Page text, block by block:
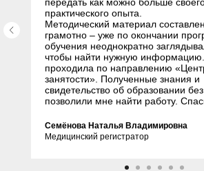
практического опыта.
Методический материал
грамотно – уже по окончании
обучения неоднократно
чтобы найти нужную
проходила по направлению
занятости». Полученные знания и
свидетельство об образовании
позволили мне найти работу.
Семёнова Наталья Владимировна
Медицинский регистратор